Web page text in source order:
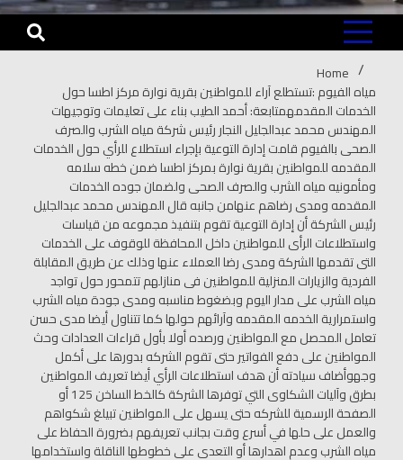
Home
مياه الفيوم :تستطلع آراء للمواطنين بقرية نوارة مركز اطسا حول
الخدمات المقدمهمتابعة: أحمد الطيب بناء على تعليمات وتوجيهات
المهندس محمد عبدالجليل النجار رئيس شركة مياه الشرب والصرف
الصحى بالفيوم قامت إدارة التوعية بإجراء استطلاع للرأي حول الخدمات
المقدمه للمواطنين بقرية نوارة بمركز اطسا ضمن خطه سلامه
ومأمونيه مياه الشرب والصرف الصحى ولضمان جوده الخدمات
المقدمه ومدى رضاهم عنهامن جانبه قال المهندس محمد عبدالجليل
رئيس الشركة أن إدارة التوعية تقوم بتنفيذ مجموعه من قياسات
واستطلاعات الرأى للمواطنين داخل المحافظة للوقوف على الخدمات
التى تقدمها الشركة ومدى رضا العملاء عنها وذلك عن طريق المقابلة
الفردية والزيارات المنزلية للمواطنين فى منازلهم تتمحور حول تواجد
مياه الشرب على مدار اليوم وبضغوط مناسبه ومدى جودة مياه الشرب
واستمرارية الخدمه المقدمه وآرائهم حولها كما تتناول أيضا مدى حسن
تعامل المحصل مع المواطنين ورصده أولا بأول قراءات العدادات وحث
المواطنين على دفع الفواتير حتى تقوم الشركه بدورها على أكمل
وجهوأضاف سيادته أن هدف استطلاعات الرأي أيضا تعريف المواطنين
بطرق وآليات الشكاوى التي توفرها الشركة كالخط الساخن 125 أو
الصفحة الرسمية للشركه حتى يسهل على المواطنين تبيلغ شكواهم
والعمل على حلها في أسرع وقت بجانب تعريفهم بضرورة الحفاظ على
مياه الشرب وعدم اهدارها أو التعدى على خطوطها الناقلة واستخدامها